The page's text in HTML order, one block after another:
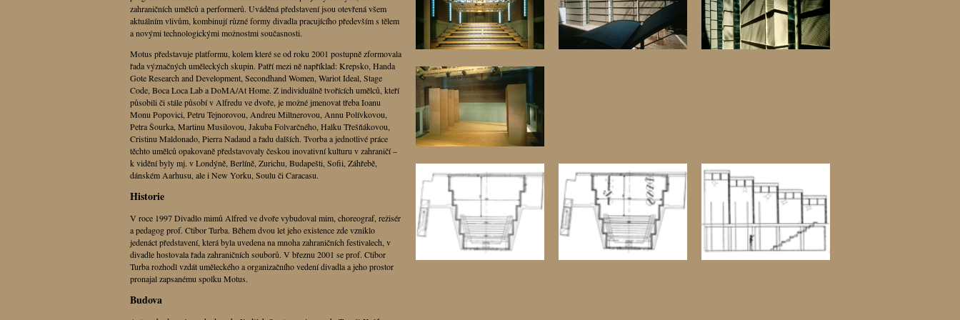
zahraničních umělců a performerů. Uváděná představení jsou otevřená všem
aktuálním vlivům, kombinují různé formy divadla pracujícího především s tělem
a novými technologickými možnostmi současnosti.
Motus představuje platformu, kolem které se od roku 2001 postupně zformovala
řada význačných uměleckých skupin. Patří mezi ně například: Krepsko, Handa
Gote Research and Development, Secondhand Women, Wariot Ideal, Stage
Code, Boca Loca Lab a DoMA/At Home. Z individuálně tvořících umělců, kteří
působili či stále působí v Alfredu ve dvoře, je možné jmenovat třeba Ioanu
Monu Popovici, Petru Tejnorovou, Andreu Miltnerovou, Annu Polívkovou,
Petra Šourka, Martinu Musilovou, Jakuba Folvarčného, Halku Třešňákovou,
Cristinu Maldonado, Pierra Nadaud a řadu dalších. Tvorba a jednotlivé práce
těchto umělců opakovaně představovaly českou inovativní kulturu v zahraničí –
k vidění byly mj. v Londýně, Berlíně, Zurichu, Budapešti, Sofii, Záhřebě,
dánském Aarhusu, ale i New Yorku, Soulu či Caracasu.
Historie
V roce 1997 Divadlo mimů Alfred ve dvoře vybudoval mim, choreograf, režisér
a pedagog prof. Ctibor Turba. Během dvou let jeho existence zde vzniklo
jedenáct představení, která byla uvedena na mnoha zahraničních festivalech, v
divadle hostovala řada zahraničních souborů. V březnu 2001 se prof. Ctibor
Turba rozhodl vzdát uměleckého a organizačního vedení divadla a jeho prostor
pronajal zapsanému spolku Motus.
Budova